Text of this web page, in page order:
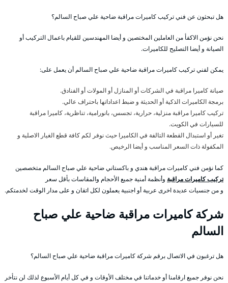
هل تبحثون عن فني تركيب كاميرات مراقبة ضاحية علي صباح السالم؟
نحن نؤمن الاكفأ من العاملين المختصين و أيضا المهندسين للقيام باعمال التركيب أو
الصيانة و أيضا التصليح للكاميرات.
يمكن لفني تركيب كاميرات مراقبة ضاحية علي صباح السالم أن يعمل على:
صيانة كاميرا مراقبة في الشركات أو المنازل أو المولات أو الفنادق.
برمجة الكاميرات الذكية أو الحديثة و ضبط اعداداتها باحتراف عالي.
تركيب كاميرا مراقبة منزلية، حرارية، تجسس، بانورامية، تناظرية، كاميرا مراقبة
للسيارات في الكويت.
تغير أو استبدال القطعة التالفة في الكاميرا حيث نوفر لكم كافة قطع الغيار الاصلية و
المكفولة ذات السعر المناسب و أيضا الرخيص.
كما نؤمن فني كاميرات مراقبة هندي و باكستاني ضاحية علي صباح السالم متخصصين
تركيب كاميرات مراقبة وأنظمة أمنية جميع الأحجام والمقاسات بأقل سعر
و من جنسيات عديدة اخرى عربية أو اجنبية يعملون لكل اتقان و على مدار الوقت لخدمتكم.
شركة كاميرات مراقبة ضاحية علي صباح
السالم
هل ترغبون في الاتصال برقم شركة كاميرات مراقبة ضاحية علي صباح السالم؟
نحن نوفر جميع ارقامنا أو خدماتنا في مختلف الأوقات و في كل أيام الأسبوع لذلك لن نتأخر